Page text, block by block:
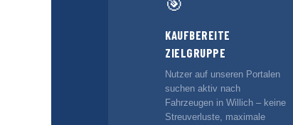
🎯
KAUFBEREITE
ZIELGRUPPE
Nutzer auf unseren Portalen
suchen aktiv nach
Fahrzeugen in Willich – keine
Streuverluste, maximale